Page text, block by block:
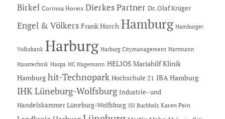
Birkel Corinna Horeis Dierkes Partner Dr. Olaf Krüger
Engel & Völkers Frank Horch Hamburg Hamburger
Volksbank Harburg Harburg Citymanagement Hartmann
Haustechnik Haspa HC Hagemann HELIOS Mariahilf Klinik
Hamburg hit-Technopark Hochschule 21 IBA Hamburg
IHK Lüneburg-Wolfsburg Industrie- und
Handelskammer Lüneburg-Wolfsburg ISI Buchholz Karen Pein